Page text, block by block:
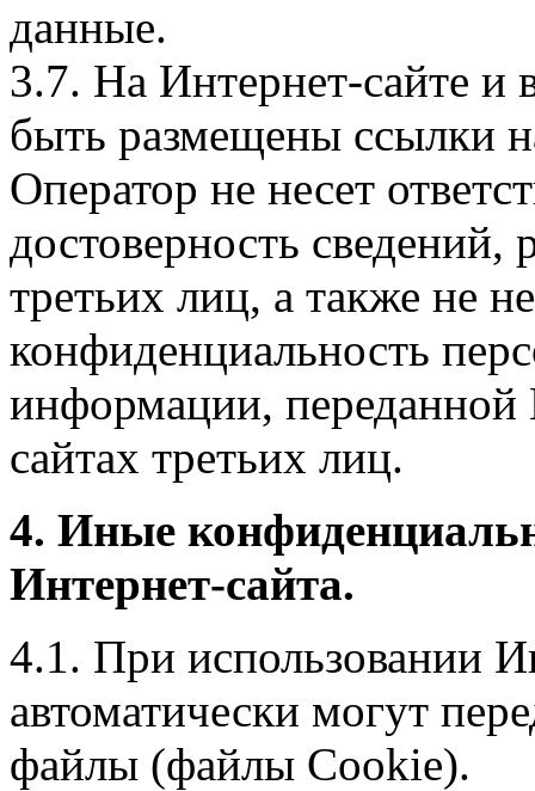
данные.
3.7. На Интернет-сайте
быть размещены ссылки
Оператор не несет
достоверность
третьих лиц, а также не
конфиденциальность
информации, переданной
сайтах третьих лиц.
4. Иные
Интернет-сайта.
4.1. При использовании
автоматически могут
файлы (файлы Cookie).